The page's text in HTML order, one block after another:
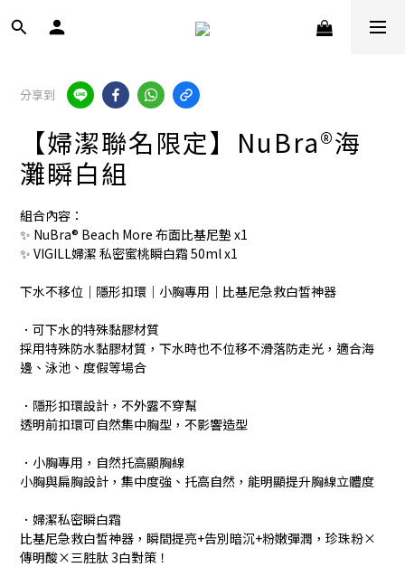
分享到
【婦潔聯名限定】NuBra®海
灘瞬白組
組合內容：
✨ NuBra® Beach More 布面比基尼墊 x1
✨ VIGILL婦潔 私密蜜桃瞬白霜 50ml x1
下水不移位｜隱形扣環｜小胸專用｜比基尼急救白皙神器
．可下水的特殊黏膠材質
採用特殊防水黏膠材質，下水時也不位移不滑落防走光，適合海
邊、泳池、度假等場合
．隱形扣環設計，不外露不穿幫
透明前扣環可自然集中胸型，不影響造型
．小胸專用，自然托高顯胸線
小胸與扁胸設計，集中度強、托高自然，能明顯提升胸線立體度
．婦潔私密瞬白霜
比基尼急救白皙神器，瞬間提亮+告別暗沉+粉嫩彈潤，珍珠粉×
傳明酸×三胜肽 3白對策！